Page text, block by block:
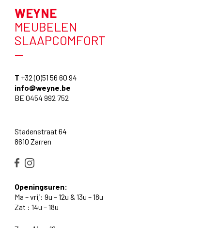
WEYNE
MEUBELEN
SLAAPCOMFORT
—
T +32 (0)51 56 60 94
info@weyne.be
BE 0454 992 752
Stadenstraat 64
8610 Zarren
Openingsuren:
Ma – vrij: 9u – 12u & 13u – 18u
Zat : 14u – 18u